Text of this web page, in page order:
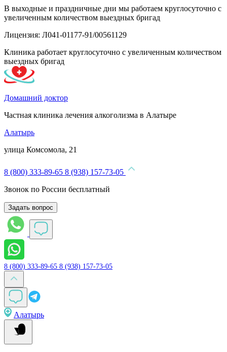
В выходные и праздничные дни мы работаем круглосуточно с
увеличенным количеством выездных бригад
Лицензия: Л041-01177-91/00561129
Клиника работает круглосуточно с увеличенным количеством
выездных бригад
Домашний доктор
Частная клиника лечения алкоголизма в Алатыре
Алатырь
улица Комсомола, 21
8 (800) 333-89-65 8 (938) 157-73-05
Звонок по России бесплатный
Задать вопрос
8 (800) 333-89-65 8 (938) 157-73-05
Алатырь